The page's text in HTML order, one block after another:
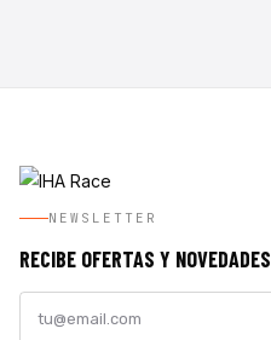
NEWSLETTER
RECIBE OFERTAS Y NOVEDADES